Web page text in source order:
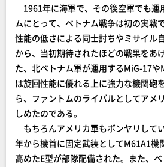
1961年に海軍で、その後空軍でも運
ムにとって、ベトナム戦争は初の実戦
性能の低さによる同士討ちやミサイル
から、当初期待されたほどの戦果をあ
た、北ベトナム軍が運用するMiG-17
は旋回性能に優れる上に強力な機関砲
ら、ファントムのライバルとしてアメ
しめたのである。
もちろんアメリカ軍もボンヤリして
年から機首に固定武装としてM61A1機
高めたE型が部隊配備された。また、